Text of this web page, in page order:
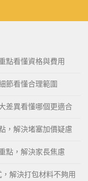
點看懂資格與費用
節看懂合理範圍
差異看懂哪個更適合
，解決堵塞加價疑慮
點，解決家長焦慮
解決打包材料不夠用